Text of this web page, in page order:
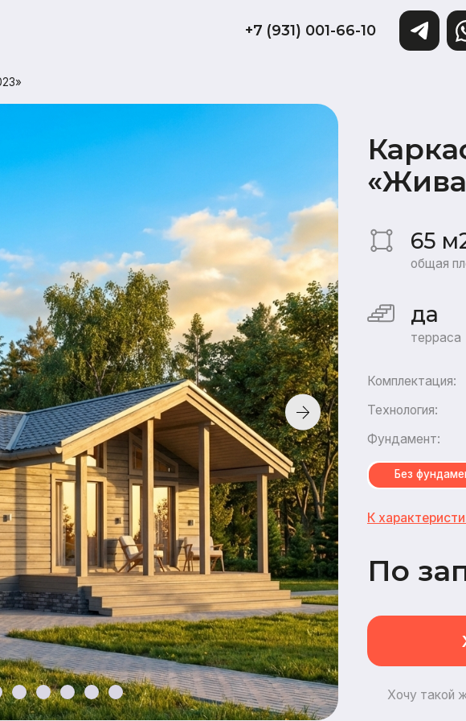
+7 (931) 001-66-10
Каркасный
«Жива 023»
65 м2
общая площадь
да
терраса
Технология:
Фундамент:
Комплектация:
К характеристикам
По запросу*В
Хочу такой же дом из бруса,
Без фундамента
Хочу такой